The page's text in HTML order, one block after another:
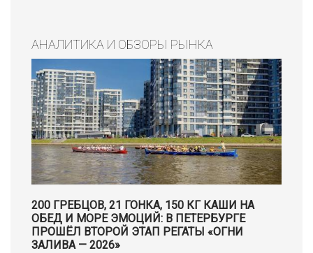
АНАЛИТИКА И ОБЗОРЫ РЫНКА
200 ГРЕБЦОВ, 21 ГОНКА, 150 КГ КАШИ НА
ОБЕД И МОРЕ ЭМОЦИЙ: В ПЕТЕРБУРГЕ
ПРОШЁЛ ВТОРОЙ ЭТАП РЕГАТЫ «ОГНИ
ЗАЛИВА — 2026»